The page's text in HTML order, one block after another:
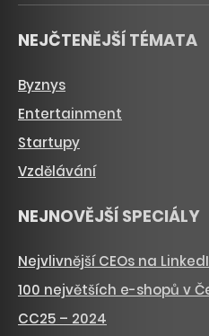
NEJČTENĚJŠÍ TÉMATA
Byznys
Entertainment
Startupy
Vzdělávání
NEJNOVĚJŠÍ SPECIÁLY
Nejvlivnější CEOs na
100 největších e-shopů v
CC25 – 2024